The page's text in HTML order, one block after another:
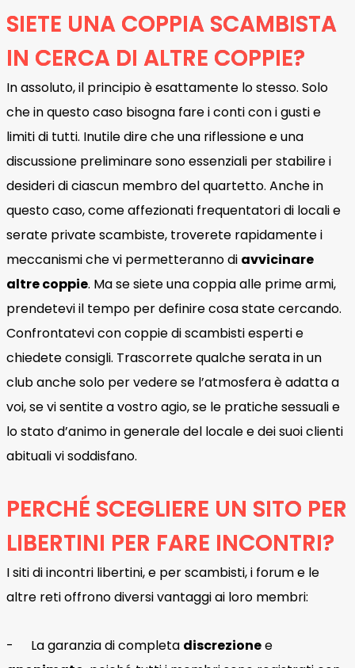
SIETE UNA COPPIA SCAMBISTA
IN CERCA DI ALTRE COPPIE?
In assoluto, il principio è esattamente lo stesso. Solo
che in questo caso bisogna fare i conti con i gusti e
limiti di tutti. Inutile dire che una riflessione e una
discussione preliminare sono essenziali per stabilire i
desideri di ciascun membro del quartetto. Anche in
questo caso, come affezionati frequentatori di locali e
serate private scambiste, troverete rapidamente i
meccanismi che vi permetteranno di avvicinare
altre coppie. Ma se siete una coppia alle prime armi,
prendetevi il ​​tempo per definire cosa state cercando.
Confrontatevi con coppie di scambisti esperti e
chiedete consigli. Trascorrete qualche serata in un
club anche solo per vedere se l’atmosfera è adatta a
voi, se vi sentite a vostro agio, se le pratiche sessuali e
lo stato d’animo in generale del locale e dei suoi clienti
abituali vi soddisfano.
PERCHÉ SCEGLIERE UN SITO PER
LIBERTINI PER FARE INCONTRI?
I siti di incontri libertini, e per scambisti, i forum e le
altre reti offrono diversi vantaggi ai loro membri:
- La garanzia di completa discrezionee